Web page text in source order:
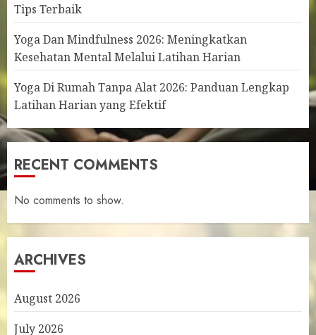
Tips Terbaik
Yoga Dan Mindfulness 2026: Meningkatkan
Kesehatan Mental Melalui Latihan Harian
Yoga Di Rumah Tanpa Alat 2026: Panduan Lengkap
Latihan Harian yang Efektif
RECENT COMMENTS
No comments to show.
ARCHIVES
August 2026
July 2026